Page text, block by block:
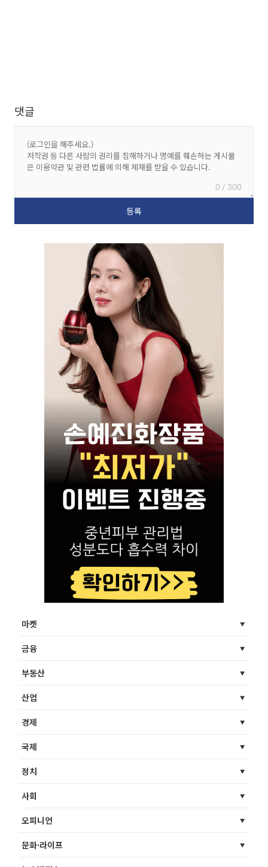
댓글
0 / 300
마켓
금융
부동산
산업
경제
국제
정치
사회
오피니언
문화·라이프